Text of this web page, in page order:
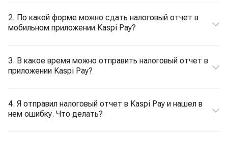
2. По какой форме можно сдать налоговый отчет в
мобильном приложении Kaspi Pay?
3. В какое время можно отправить налоговый отчет в
приложении Kaspi Pay?
4. Я отправил налоговый отчет в Kaspi Pay и нашел в
нем ошибку. Что делать?